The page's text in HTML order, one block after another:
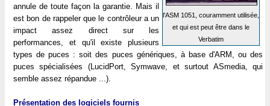
l'ASM 1051, couramment utilisée,
et qui est peut être dans le
Verbatim
annule de toute façon la garantie. Mais il
est bon de rappeler que le contrôleur a un
impact assez direct sur les
performances, et qu'il existe plusieurs
types de puces : soit des puces génériques, à base d'ARM, ou des
puces spécialisées (LucidPort, Symwave, et surtout ASmedia, qui
semble assez répandue ...).
Présentation des logiciels fournis